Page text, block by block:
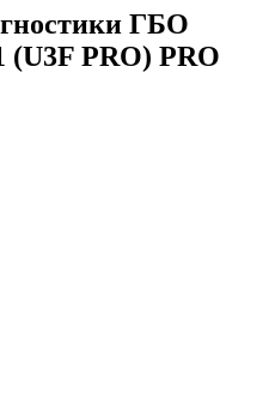
ГБО
PRO) PRO